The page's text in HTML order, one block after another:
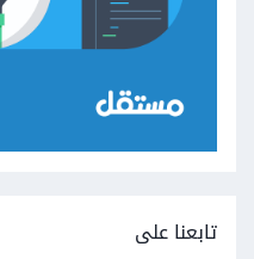
تابعنا على